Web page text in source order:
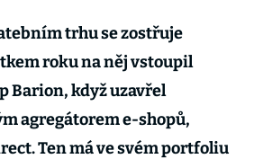
trhu se zostřuje
roku na něj vstoupil
Barion, když uzavřel
agregátorem e-shopů,
Ten má ve svém portfoliu